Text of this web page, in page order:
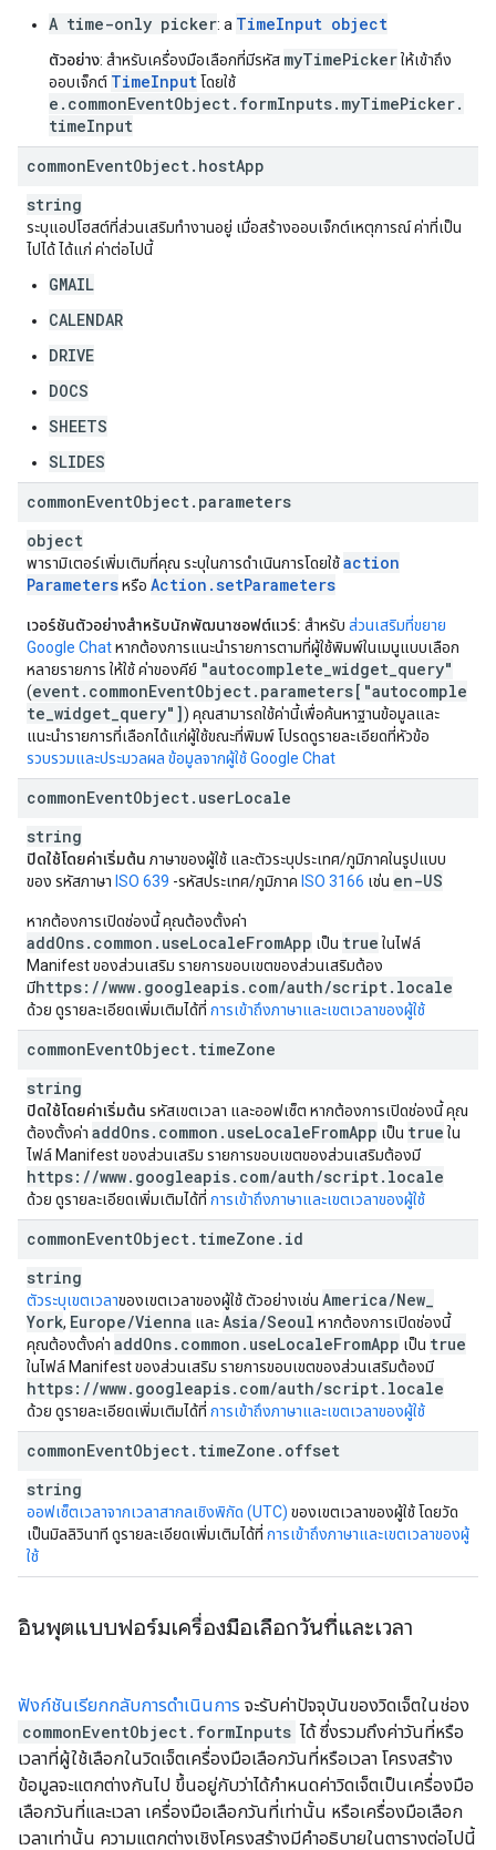
A time-only picker: a TimeInput object
ตัวอย่าง: สำหรับเครื่องมือเลือกที่มีรหัส myTimePickerให้เข้าถึง
ออบเจ็กต์ TimeInput โดยใช้
e.commonEventObject.formInputs.myTimePicker.
timeInput
commonEventObject. hostApp
string
ระบุแอปโฮสต์ที่ส่วนเสริมทำงานอยู่ เมื่อสร้างออบเจ็กต์เหตุการณ์ ค่าที่เป็น
ไปได้ ได้แก่ ค่าต่อไปนี้
GMAIL
CALENDAR
DRIVE
DOCS
SHEETS
SLIDES
commonEventObject. parameters
object
พารามิเตอร์เพิ่มเติมที่คุณ ระบุในการดำเนินการโดยใช้action
Parametersหรือ Action .setParameters
เวอร์ชันตัวอย่างสำหรับนักพัฒนาซอฟต์แวร์: สำหรับ ส่วนเสริมที่ขยาย
Google Chatหากต้องการแนะนำรายการตามที่ผู้ใช้พิมพ์ในเมนูแบบเลือก
หลายรายการ ให้ใช้ ค่าของคีย์ "autocomplete_widget_query"
(event.commonEventObject.parameters["autocomple
te_widget_query"]) คุณสามารถใช้ค่านี้เพื่อค้นหาฐานข้อมูลและ
แนะนำรายการที่เลือกได้แก่ผู้ใช้ขณะที่พิมพ์ โปรดดูรายละเอียดที่หัวข้อ
รวบรวมและประมวลผล ข้อมูลจากผู้ใช้ Google Chat
commonEventObject. userLocale
string
ปิดใช้โดยค่าเริ่มต้น ภาษาของผู้ใช้ และตัวระบุประเทศ/ภูมิภาคในรูปแบบ
ของ รหัสภาษา ISO 639 -รหัสประเทศ/ภูมิภาค ISO 3166 เช่น en-US
หากต้องการเปิดช่องนี้ คุณต้องตั้งค่า
addOns.common.useLocaleFromApp เป็น true ในไฟล์
Manifest ของส่วนเสริม รายการขอบเขตของส่วนเสริมต้อง
มีhttps://www.googleapis.com/auth/script.locale
ด้วย ดูรายละเอียดเพิ่มเติมได้ที่ การเข้าถึงภาษาและเขตเวลาของผู้ใช้
commonEventObject. timeZone
string
ปิดใช้โดยค่าเริ่มต้น รหัสเขตเวลา และออฟเซ็ต หากต้องการเปิดช่องนี้ คุณ
ต้องตั้งค่า addOns. common . useLocaleFromApp เป็น true ใน
ไฟล์ Manifest ของส่วนเสริม รายการขอบเขตของส่วนเสริมต้องมี
https: //www. googleapis. com/auth/script. locale
ด้วย ดูรายละเอียดเพิ่มเติมได้ที่ การเข้าถึงภาษาและเขตเวลาของผู้ใช้
commonEventObject. timeZone . id
string
ตัวระบุเขตเวลาของเขตเวลาของผู้ใช้ ตัวอย่างเช่น America/New
York, Europe/Vienna และAsia/Seoul หากต้องการเปิดช่องนี้
คุณต้องตั้งค่า addOns. common . useLocaleFromApp เป็น true
ในไฟล์ Manifest ของส่วนเสริม รายการขอบเขตของส่วนเสริมต้องมี
https: //www. googleapis. com/auth/script. locale
ด้วย ดูรายละเอียดเพิ่มเติมได้ที่ การเข้าถึงภาษาและเขตเวลาของผู้ใช้
commonEventObject. timeZone . offset
string
ออฟเซ็ตเวลาจากเวลาสากลเชิงพิกัด (UTC) ของเขตเวลาของผู้ใช้ โดยวัด
เป็นมิลลิวินาที ดูรายละเอียดเพิ่มเติมได้ที่ การเข้าถึงภาษาและเขตเวลาของผู้
ใช้
อินพุตแบบฟอร์มเครื่องมือเลือกวันที่และเวลา
ฟังก์ชันเรียกกลับการดำเนินการ จะรับค่าปัจจุบันของวิดเจ็ตในช่อง
commonEventObject.formInputs ได้ ซึ่งรวมถึงค่าวันที่หรือ
เวลาที่ผู้ใช้เลือกในวิดเจ็ตเครื่องมือเลือกวันที่หรือเวลา โครงสร้าง
ข้อมูลจะแตกต่างกันไป ขึ้นอยู่กับว่าได้กำหนดค่าวิดเจ็ตเป็นเครื่องมือ
เลือกวันที่และเวลา เครื่องมือเลือกวันที่เท่านั้น หรือเครื่องมือเลือก
เวลาเท่านั้น ความแตกต่างเชิงโครงสร้างมีคำอธิบายในตารางต่อไปนี้